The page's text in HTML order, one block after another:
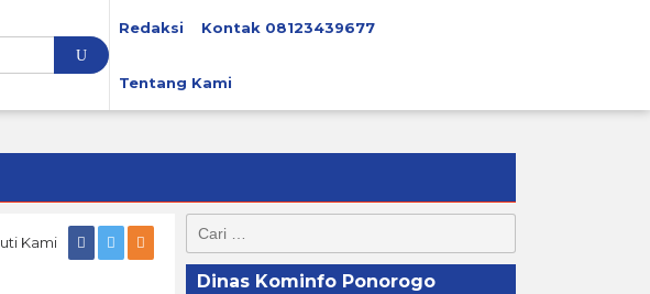
Redaksi Kontak 08123439677
Tentang Kami
Kami
untuk:
Dinas Kominfo Ponorogo